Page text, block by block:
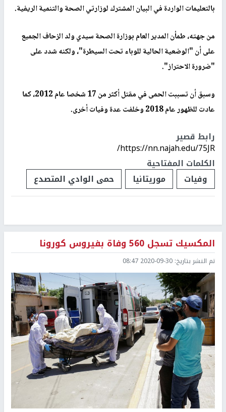
بالتعليمات الواردة في البيان المشترك لوزارتي الصحة والتنمية الريفية.
من جهته، طمأن المدير العام بوزارة الصحة سيدي ولد الزحاف الجميع
على أن "الوضعية الحالية للوباء تحت السيطرة"، ولكنه شدد على
"ضرورة الاحتراز".
وسبق أن تسببت الحمى في مقتل أكثر من 17 شخصا عام 2012، كما
عادت للظهور عام 2018 وخلفت عدة وفيات أخرى.
رابط قصير
https://nn.najah.edu/75JR/
الكلمات المفتاحية
وفيات
موريتانيا حمى الوادي المتصدع
المكسيك تسجل 560 وفاة بفيروس كورونا
تم النشر بتاريخ: 2020-09-30 08:47